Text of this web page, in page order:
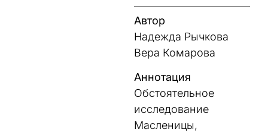
Автор
Надежда Рычкова
Вера Комарова
Аннотация
Обстоятельное
исследование
Масленицы,